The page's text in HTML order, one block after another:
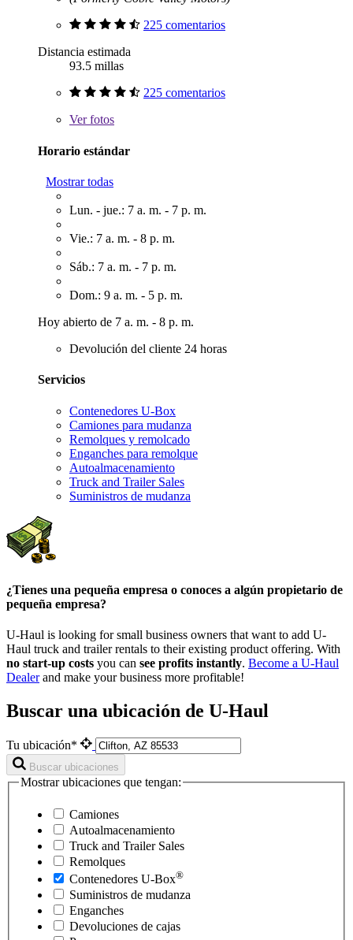
225 comentarios
Distancia estimada
93.5 millas
225 comentarios
Verfotos
Horario estándar
Mostrar todas
Lun. - jue.: 7 a. m. - 7 p. m.
Vie.: 7 a. m. - 8 p. m.
Sáb.: 7 a. m. - 7 p. m.
Dom.: 9 a. m. - 5 p. m.
Hoy abierto de 7 a. m. - 8 p. m.
Devolución del cliente 24 horas
Servicios
Contenedores U-Box
Camiones para mudanza
Remolques y remolcado
Enganches para remolque
Autoalmacenamiento
Truck and Trailer Sales
Suministros de mudanza
¿Tienes una pequeña empresa o conoces a algún propietario de
pequeña empresa?
U-Haul is looking for small business owners that want to add U-
Haul truck and trailer rentals to their existing product offering. With
no start-up costs you can see profits instantly. Become a U-Haul
Dealerand make your business more profitable!
Buscar una ubicación de U-Haul
Tu ubicación*
Buscar ubicaciones
Mostrar ubicaciones que tengan:
Camiones
Autoalmacenamiento
Truck and Trailer Sales
Remolques
Contenedores U-Box®
Suministros de mudanza
Enganches
Devoluciones de cajas